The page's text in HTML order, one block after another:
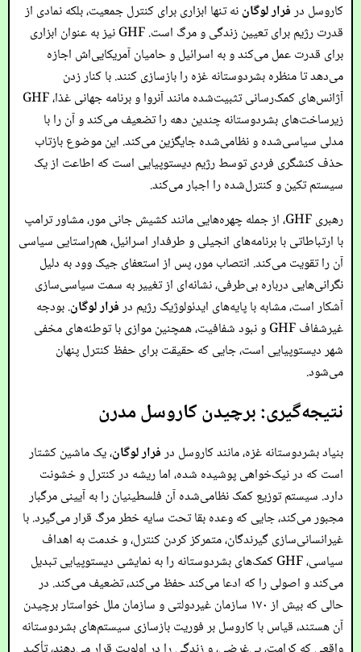
کاروسل درفرار لوگاننه تنها ابزاری برای کنترل جمعیت، بلکه نمادی از
قدرت رژیم برای تعیین زندگی و مرگ است. GHF نیز به عنوان ابزاری
برای قدرت عمل می‌کند و به اسرائیل و حامیان آمریکایی‌اش اجازه
می‌دهد تا منظره بشردوستانه غزه را بازسازی کنند. با کنار زدن
آژانس‌های کمک‌رسانی تثبیت‌شده مانند آنروا و برنامه جهانی غذا، GHF
زیرساخت‌های بشردوستانه چندین دهه را تضعیف می‌کند و آن را با
مدلی سیاسی‌شده و نظامی‌شده جایگزین می‌کند. این موضوع بازتاب
حذف کنشگری فردی توسط رژیم دیستوپیایی است که اطاعت از یک
سیستم تکین و کنترل‌شده را اجبار می‌کند.
رهبری GHF، از جمله چهره‌هایی مانند کشیش جانی مور، مشاور ترامپ
با ارتباطاتی با برنامه‌های انجیلی و طرفدار اسرائیل، هم‌راستایی سیاسی
آن را تقویت می‌کند. انتصاب مور، پس از استعفای جیک وود به دلیل
نگرانی‌هایی درباره بی‌طرفی، نشانه‌ای از تغییر به سمت سیاسی‌سازی
آشکار است، مشابه با پایه‌های ایدئولوژیک رژیم درفرار لوگان. بودجه
غیرشفاف GHF و نبود شفافیت، همچنین موازی با توطئه‌های مخفی
شهر دیستوپیایی است، جایی که حقیقت برای حفظ کنترل پنهان
می‌شود.
نتیجه‌گیری: برچیدن کاروسل مدرن
بنیاد بشردوستانه غزه، مانند کاروسل درفرار لوگان، یک ماشین کشتار
است که در نیک‌خواهی پوشیده شده، اما ریشه در کنترل و خشونت
دارد. سیستم توزیع کمک نظامی‌شده آن فلسطینیان را به آیینی مرگبار
مجبور می‌کند، جایی که وعده بقا تحت سایه خطر مرگ قرار می‌گیرد. با
غیرانسانی‌سازی گیرندگان، متمرکز کردن کنترل، و خدمت به اهداف
سیاسی، GHF کمک‌های بشردوستانه را به نمایشی دیستوپیایی تبدیل
می‌کند و اصولی را که ادعا می‌کند حفظ می‌کند، تضعیف می‌کند. در
حالی که بیش از ۱۷۰ سازمان غیردولتی و سازمان ملل خواستار برچیدن
آن هستند، قیاس با کاروسل بر فوریت بازسازی سیستم‌های بشردوستانه